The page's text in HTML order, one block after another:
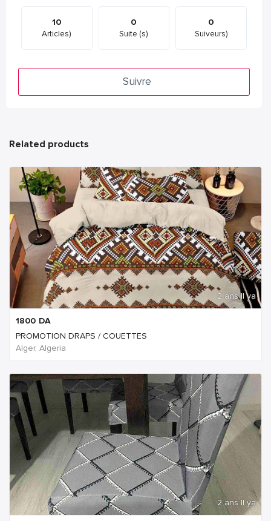
10
Articles)
0
Suite (s)
0
Suiveurs)
Suivre
Related products
2 ans Il ya
1800 DA
PROMOTION DRAPS / COUETTES
Alger, Algeria
2 ans Il ya